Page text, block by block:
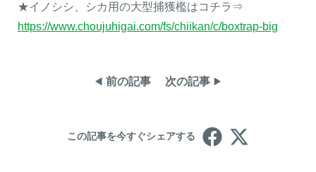
★イノシシ、シカ用の大型捕獲檻はコチラ⇒
https://www.choujuhigai.com/fs/chiikan/c/boxtrap-big
前の記事 次の記事
この記事を今すぐシェアする